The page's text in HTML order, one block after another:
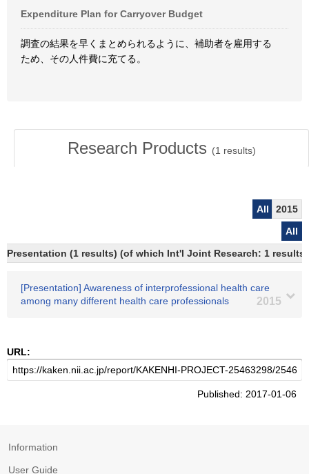
Expenditure Plan for Carryover Budget
調査の結果を早くまとめられるように、補助者を雇用する
ため、その人件費に充てる。
Research Products (1 results)
All
2015
All
Presentation (1 results) (of which Int'l Joint Research: 1 results)
[Presentation] Awareness of interprofessional health care
among many different health care professionals
2015
URL:
Published: 2017-01-06
Information
User Guide